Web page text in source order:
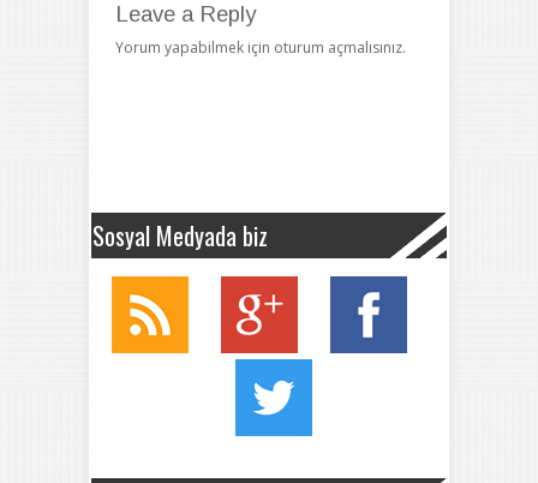
Leave a Reply
Yorum yapabilmek için oturum açmalısınız.
Sosyal Medyada biz